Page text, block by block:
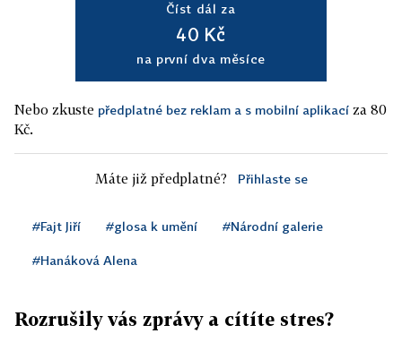
Číst dál za
40 Kč
na první dva měsíce
Nebo zkuste předplatné bez reklam a s mobilní aplikací za 80
Kč.
Máte již předplatné? Přihlaste se
#Fajt Jiří #glosa k umění #Národní galerie
#Hanáková Alena
Rozrušily vás zprávy a cítíte stres?